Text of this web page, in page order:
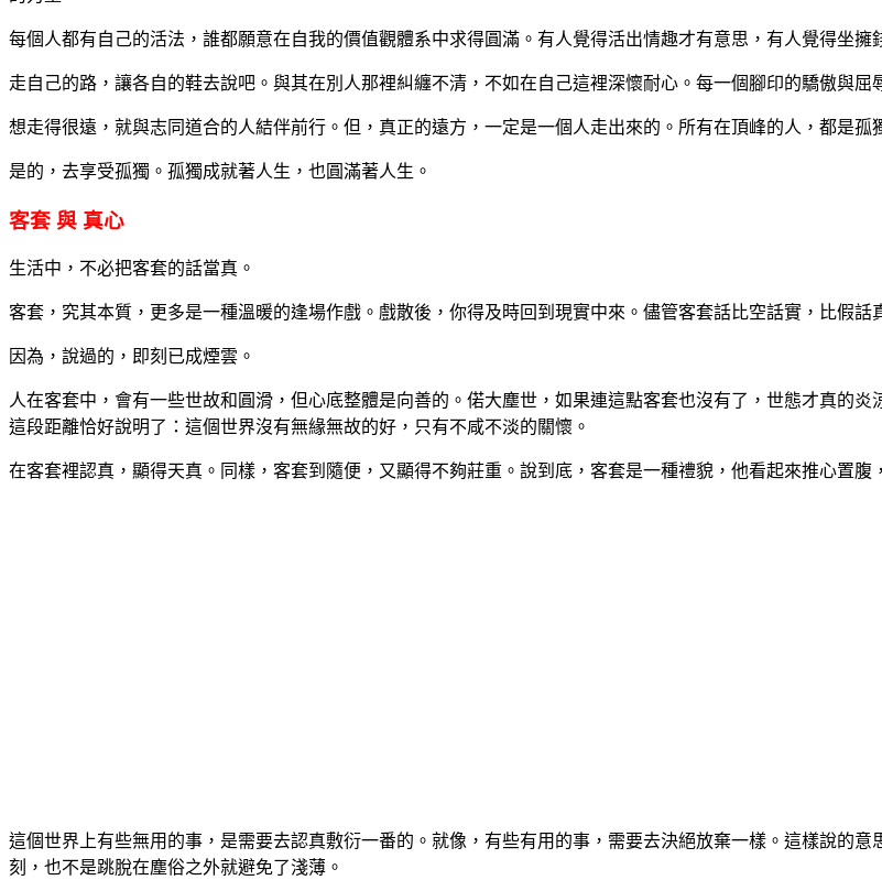
每個人都有自己的活法，誰都願意在自我的價值觀體系中求得圓滿。有人覺得活出情趣才有意思，有人覺得坐
走自己的路，讓各自的鞋去說吧。與其在別人那裡糾纏不清，不如在自己這裡深懷耐心。每一個腳印的驕傲與屈
想走得很遠，就與志同道合的人結伴前行。但，真正的遠方，一定是一個人走出來的。所有在頂峰的人，都是
是的，去享受孤獨。孤獨成就著人生，也圓滿著人生。
客套 與 真心
生活中，不必把客套的話當真。
客套，究其本質，更多是一種溫暖的逢場作戲。戲散後，你得及時回到現實中來。儘管客套話比空話實，比假
因為，說過的，即刻已成煙雲。
人在客套中，會有一些世故和圓滑，但心底整體是向善的。偌大塵世，如果連這點客套也沒有了，世態才真的
這段距離恰好說明了：這個世界沒有無緣無故的好，只有不咸不淡的關懷。
在客套裡認真，顯得天真。同樣，客套到隨便，又顯得不夠莊重。說到底，客套是一種禮貌，他看起來推心置
這個世界上有些無用的事，是需要去認真敷衍一番的。就像，有些有用的事，需要去決絕放棄一樣。這樣說的
刻，也不是跳脫在塵俗之外就避免了淺薄。